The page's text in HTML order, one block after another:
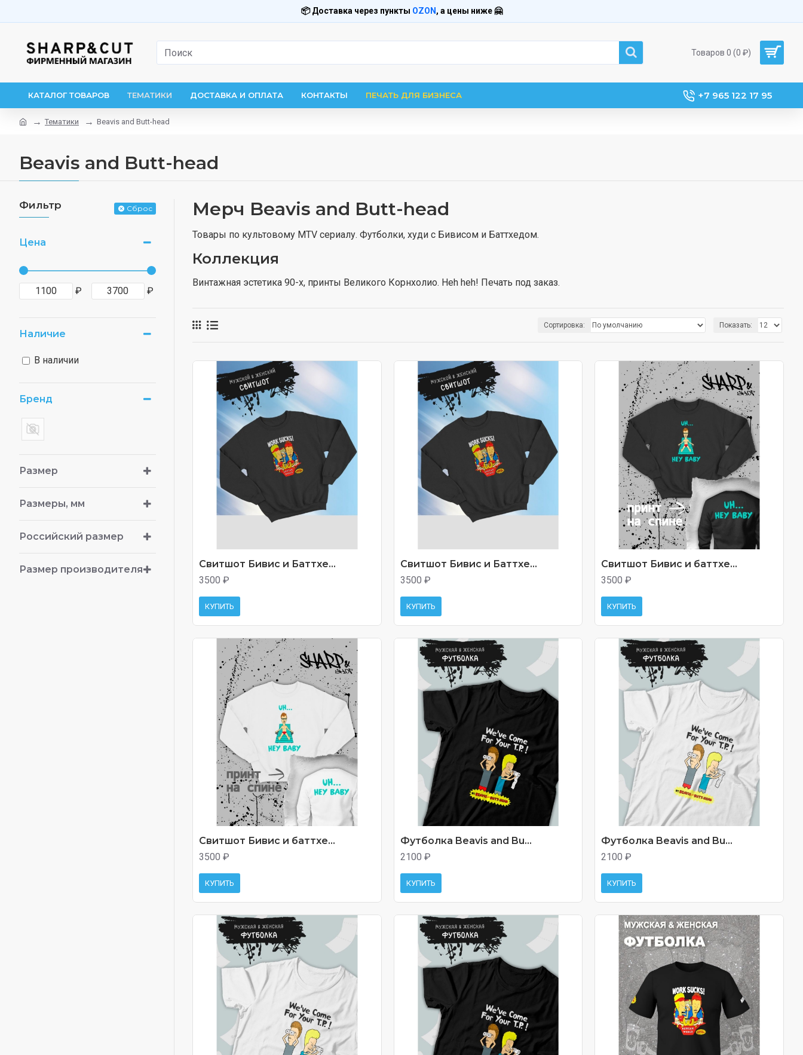
📦 Доставка через пункты OZON , а цены ниже 🤗
Товаров 0 (0 ₽)
КАТАЛОГ ТОВАРОВ ТЕМАТИКИ ДОСТАВКА И ОПЛАТА КОНТАКТЫ ПЕЧАТЬ ДЛЯ БИЗНЕСА +7 965 122 17 95
Тематики Beavis and Butt-head
Beavis and Butt-head
Фильтр Сброс
Цена
₽ ₽
Бренд
Российский размер
Размер производителя
Размеры, мм
Размер
Наличие
В наличии
Мерч Beavis and Butt-head
Товары по культовому MTV сериалу. Футболки, худи с Бивисом и Баттхедом.
Коллекция
Винтажная эстетика 90-х, принты Великого Корнхолио. Heh heh! Печать под заказ.
Сортировка: Показать:
Свитшот Бивис и Баттхе...
3500 ₽
КУПИТЬ
Свитшот Бивис и Баттхе...
3500 ₽
КУПИТЬ
Свитшот Бивис и баттхе...
3500 ₽
КУПИТЬ
Свитшот Бивис и баттхе...
3500 ₽
КУПИТЬ
Футболка Beavis and Bu...
2100 ₽
КУПИТЬ
Футболка Beavis and Bu...
2100 ₽
КУПИТЬ